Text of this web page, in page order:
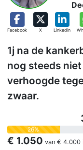
Facebook X Linkedin
1j na de
nog steeds
verhoogde
zwaar.
26%
€ 1.050 van € 4.000